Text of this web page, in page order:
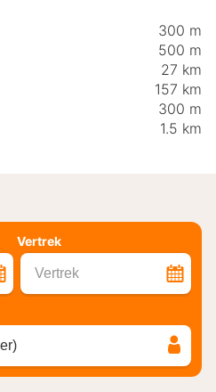
300 m
500 m
27 km
157 km
300 m
1.5 km
Vertrek
Vertrek